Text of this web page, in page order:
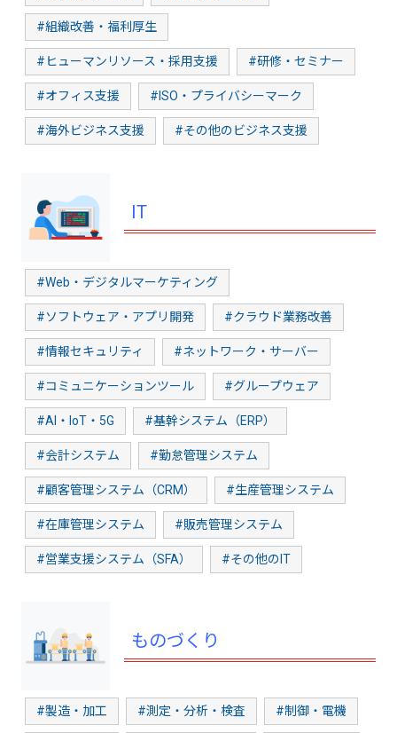
#組織改善・福利厚生
#ヒューマンリソース・採用支援 #研修・セミナー
#オフィス支援 #ISO・プライバシーマーク
#海外ビジネス支援 #その他のビジネス支援
IT
#Web・デジタルマーケティング
#ソフトウェア・アプリ開発 #クラウド業務改善
#情報セキュリティ #ネットワーク・サーバー
#コミュニケーションツール #グループウェア
#AI・IoT・5G #基幹システム（ERP）
#会計システム #勤怠管理システム
#顧客管理システム（CRM） #生産管理システム
#在庫管理システム #販売管理システム
#営業支援システム（SFA） #その他のIT
ものづくり
#製造・加工 #測定・分析・検査 #制御・電機